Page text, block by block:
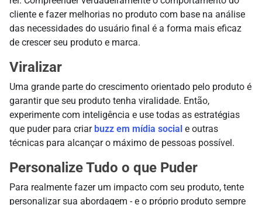
cliente e fazer melhorias no produto com base na análise
das necessidades do usuário final é a forma mais eficaz
de crescer seu produto e marca.
Viralizar
Uma grande parte do crescimento orientado pelo produto é
garantir que seu produto tenha viralidade. Então,
experimente com inteligência e use todas as estratégias
que puder para criarbuzz em mídia social e outras
técnicas para alcançar o máximo de pessoas possível.
Personalize Tudo o que Puder
Para realmente fazer um impacto com seu produto, tente
personalizar sua abordagem - e o próprio produto sempre